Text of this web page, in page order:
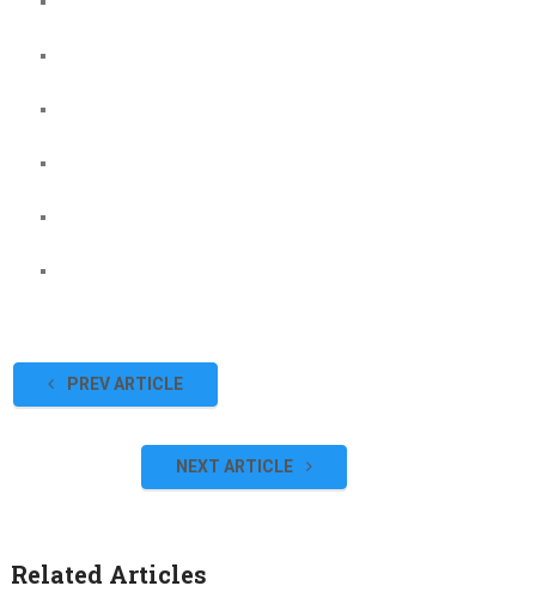
PREV ARTICLE
NEXT ARTICLE
Related Articles